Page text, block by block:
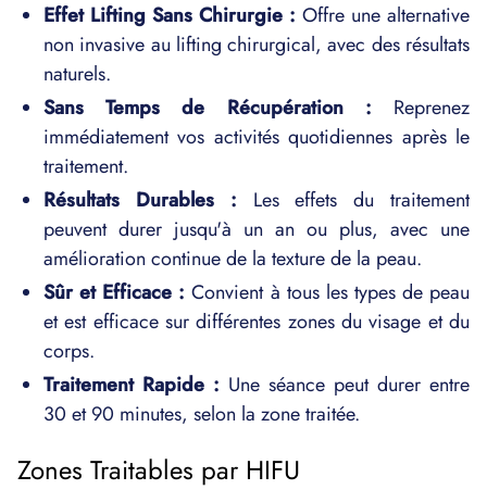
Effet Lifting Sans Chirurgie : Offre une alternative
non invasive au lifting chirurgical, avec des résultats
naturels.
Sans Temps de Récupération : Reprenez
immédiatement vos activités quotidiennes après le
traitement.
Résultats Durables : Les effets du traitement
peuvent durer jusqu'à un an ou plus, avec une
amélioration continue de la texture de la peau.
Sûr et Efficace : Convient à tous les types de peau
et est efficace sur différentes zones du visage et du
corps.
Traitement Rapide : Une séance peut durer entre
30 et 90 minutes, selon la zone traitée.
Zones Traitables par HIFU